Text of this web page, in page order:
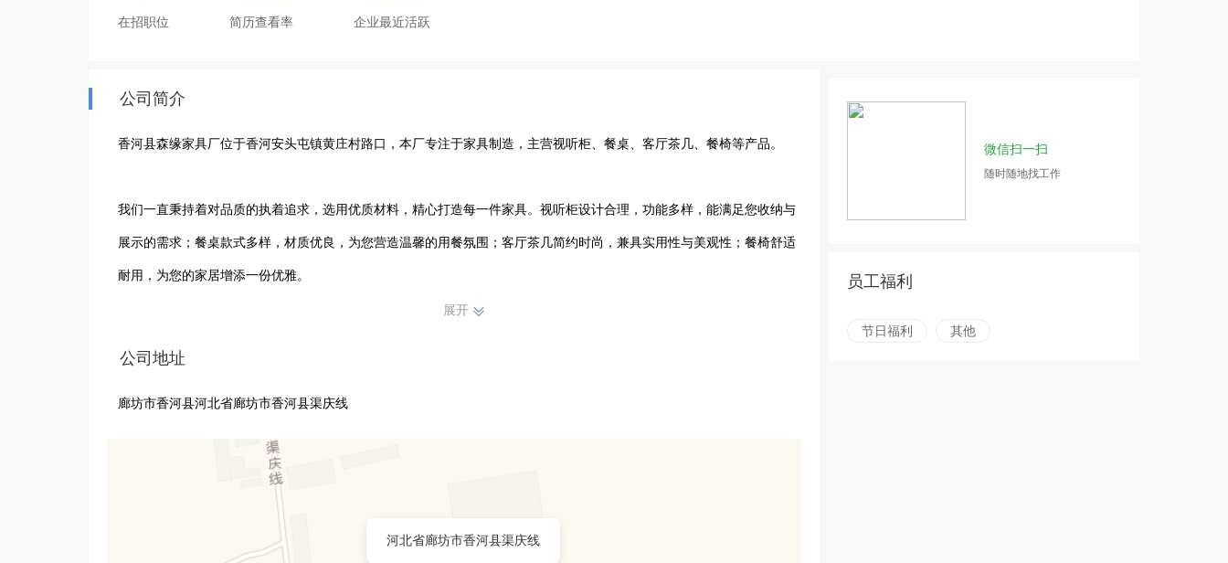
在招职位 简历查看率 企业最近活跃
公司简介
香河县森缘家具厂位于香河安头屯镇黄庄村路口，本厂专注于家具制造，主营视听柜、餐桌、客厅茶几、餐椅等产品。
我们一直秉持着对品质的执着追求，选用优质材料，精心打造每一件家具。视听柜设计合理，功能多样，能满足您收纳与
展示的需求；餐桌款式多样，材质优良，为您营造温馨的用餐氛围；客厅茶几简约时尚，兼具实用性与美观性；餐椅舒适
耐用，为您的家居增添一份优雅。
以真诚的态度对待每一位客户，期待与您携手打造美好的家居生活。
展开
公司地址
廊坊市香河县河北省廊坊市香河县渠庆线
河北省廊坊市香河县渠庆线
微信扫一扫
随时随地找工作
员工福利
节日福利 其他